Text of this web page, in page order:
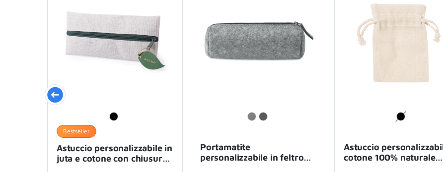
Bestseller
Astuccio personalizzabile in
juta e cotone con chiusura
Portamatite
personalizzabile in feltro
Astuccio
cotone 100% naturale